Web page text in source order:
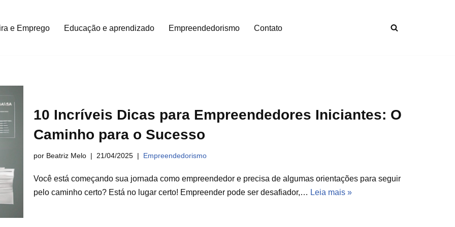
e Emprego Educação e aprendizado Empreendedorismo Contato
10 Incríveis Dicas para Empreendedores Iniciantes: O
Caminho para o Sucesso
por Beatriz Melo 21/04/2025 Empreendedorismo
Você está começando sua jornada como empreendedor e precisa de algumas orientações para seguir
pelo caminho certo? Está no lugar certo! Empreender pode ser desafiador,… Leia mais »